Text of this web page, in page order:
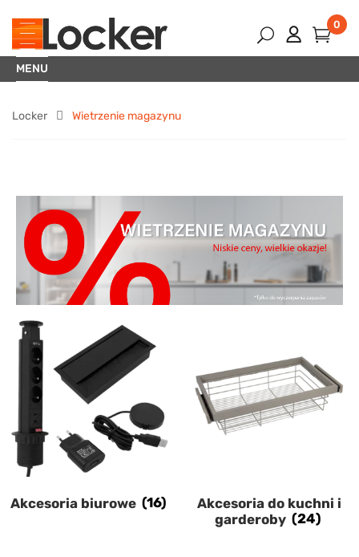
0
MENU
Locker Wietrzenie magazynu
Akcesoria biurowe (16)
Akcesoria do kuchni i
garderoby (24)